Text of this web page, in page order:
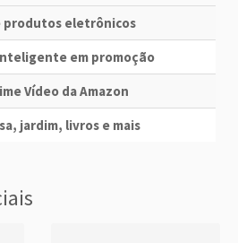
produtos eletrônicos
em promoção
Vídeo da Amazon
jardim, livros e mais